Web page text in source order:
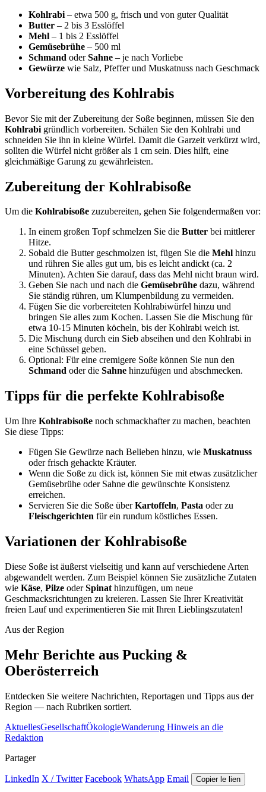
Kohlrabi – etwa 500 g, frisch und von guter Qualität
Butter – 2 bis 3 Esslöffel
Mehl – 1 bis 2 Esslöffel
Gemüsebrühe – 500 ml
Schmand oderSahne – je nach Vorliebe
Gewürze wie Salz, Pfeffer und Muskatnuss nach Geschmack
Vorbereitung des Kohlrabis
Bevor Sie mit der Zubereitung der Soße beginnen, müssen Sie den
Kohlrabi gründlich vorbereiten. Schälen Sie den Kohlrabi und
schneiden Sie ihn in kleine Würfel. Damit die Garzeit verkürzt wird,
sollten die Würfel nicht größer als 1 cm sein. Dies hilft, eine
gleichmäßige Garung zu gewährleisten.
Zubereitung der Kohlrabisoße
Um die Kohlrabisoße zuzubereiten, gehen Sie folgendermaßen vor:
In einem großen Topf schmelzen Sie die Butter bei mittlerer
Hitze.
Sobald die Butter geschmolzen ist, fügen Sie die Mehl hinzu
und rühren Sie alles gut um, bis es leicht andickt (ca. 2
Minuten). Achten Sie darauf, dass das Mehl nicht braun wird.
Geben Sie nach und nach die Gemüsebrühe dazu, während
Sie ständig rühren, um Klumpenbildung zu vermeiden.
Fügen Sie die vorbereiteten Kohlrabiwürfel hinzu und
bringen Sie alles zum Kochen. Lassen Sie die Mischung für
etwa 10-15 Minuten köcheln, bis der Kohlrabi weich ist.
Die Mischung durch ein Sieb abseihen und den Kohlrabi in
eine Schüssel geben.
Optional: Für eine cremigere Soße können Sie nun den
Schmand oder die Sahne hinzufügen und abschmecken.
Tipps für die perfekte Kohlrabisoße
Um Ihre Kohlrabisoße noch schmackhafter zu machen, beachten
Sie diese Tipps:
Fügen Sie Gewürze nach Belieben hinzu, wie Muskatnuss
oder frisch gehackte Kräuter.
Wenn die Soße zu dick ist, können Sie mit etwas zusätzlicher
Gemüsebrühe oder Sahne die gewünschte Konsistenz
erreichen.
Servieren Sie die Soße überKartoffeln, Pasta oder zu
Fleischgerichten für ein rundum köstliches Essen.
Variationen der Kohlrabisoße
Diese Soße ist äußerst vielseitig und kann auf verschiedene Arten
abgewandelt werden. Zum Beispiel können Sie zusätzliche Zutaten
wie Käse, Pilze oderSpinat hinzufügen, um neue
Geschmacksrichtungen zu kreieren. Lassen Sie Ihrer Kreativität
freien Lauf und experimentieren Sie mit Ihren Lieblingszutaten!
Aus der Region
Mehr Berichte aus Pucking &
Oberösterreich
Entdecken Sie weitere Nachrichten, Reportagen und Tipps aus der
Region — nach Rubriken sortiert.
AktuellesGesellschaftÖkologieWanderung Hinweis an die
Redaktion
Partager
LinkedIn X / Twitter Facebook WhatsApp Email Copier le lien